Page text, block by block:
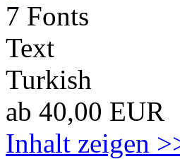
7 Fonts
Text
Turkish
ab 40,00 EUR
Inhalt zeigen